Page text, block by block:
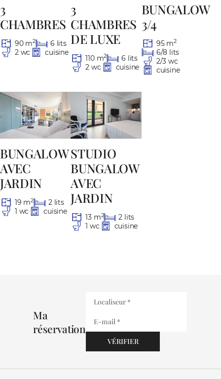
3
CHAMBRES
90 m2
6 lits
2 wc
cuisine
3
CHAMBRES
DE LUXE
110 m2
6 lits
2 wc
cuisine
BUNGALOW
3/4
95 m2
6/8 lits
2/3 wc
cuisine
BUNGALOW
AVEC
JARDIN
19 m2
2 lits
1 wc
cuisine
STUDIO
BUNGALOW
AVEC
JARDIN
13 m2
2 lits
1 wc
cuisine
Ma
réservation